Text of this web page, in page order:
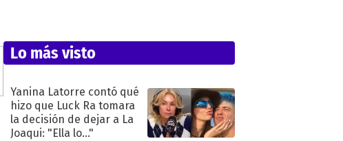
Lo más visto
Yanina Latorre contó qué
hizo que Luck Ra tomara
la decisión de dejar a La
Joaqui: "Ella lo..."